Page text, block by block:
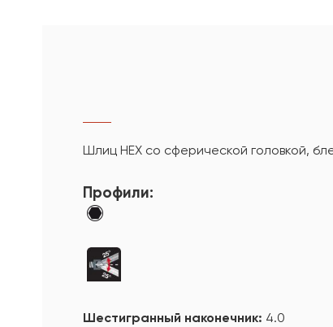
Шлиц HEX со сферической головкой,
Профили:
Шестигранный наконечник: 4.0